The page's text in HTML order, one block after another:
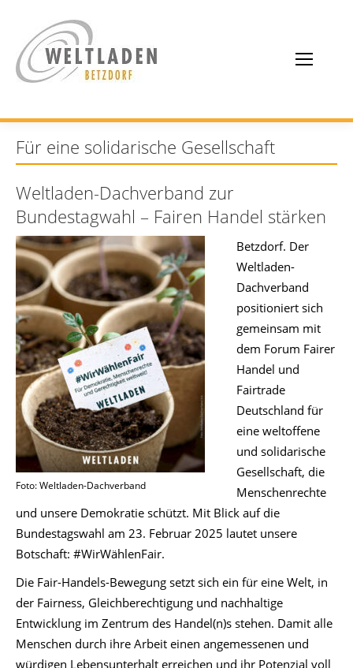
Für eine solidarische Gesellschaft
Weltladen-Dachverband zur
Bundestagwahl – Fairen Handel stärken
Foto: Weltladen-Dachverband
Betzdorf. Der
Weltladen-
Dachverband
positioniert sich
gemeinsam mit
dem Forum Fairer
Handel und
Fairtrade
Deutschland für
eine weltoffene
und solidarische
Gesellschaft, die
Menschenrechte
und unsere Demokratie schützt. Mit Blick auf die
Bundestagswahl am 23. Februar 2025 lautet unsere
Botschaft: #WirWählenFair.
Die Fair-Handels-Bewegung setzt sich ein für eine Welt, in
der Fairness, Gleichberechtigung und nachhaltige
Entwicklung im Zentrum des Handel(n)s stehen. Damit alle
Menschen durch ihre Arbeit einen angemessenen und
würdigen Lebensunterhalt erreichen und ihr Potenzial voll